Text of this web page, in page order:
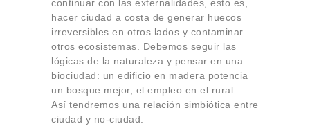
continuar con las externalidades, esto es,
hacer ciudad a costa de generar huecos
irreversibles en otros lados y contaminar
otros ecosistemas. Debemos seguir las
lógicas de la naturaleza y pensar en una
biociudad: un edificio en madera potencia
un bosque mejor, el empleo en el rural…
Así tendremos una relación simbiótica entre
ciudad y no-ciudad.